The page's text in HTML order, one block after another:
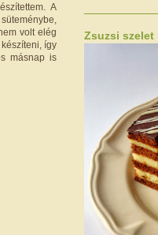
A
volt elég
így
másnap is
Zsuzsi szelet